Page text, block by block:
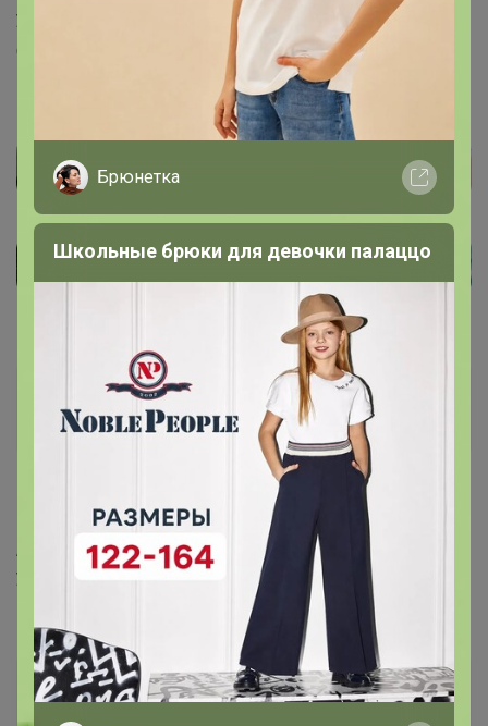
‌уже все починили, вчера поздно вечером.
‌Оплаты проходят, теперь дату пишем сами
ВРеднаяЯ
Магистр
Artemida, к сожалению нет - я и первый раз сегодня
утром пыталась оплатить и второй сейчас - отклоняют
платеж и все, не понимаю, как нужно сделать
Артемида
Брюнетка
Школьные брюки для девочки палаццо